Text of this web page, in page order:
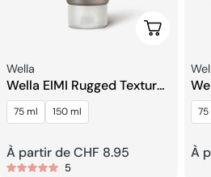
Choisissez
Fournisseur:
Wella
Wella EIMI Rugged Texture
Pâte Mate
75 ml 150 ml
Prix
À partir de CHF 8.95
5
75
À